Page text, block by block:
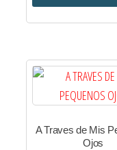
A Traves de Mis
Ojos